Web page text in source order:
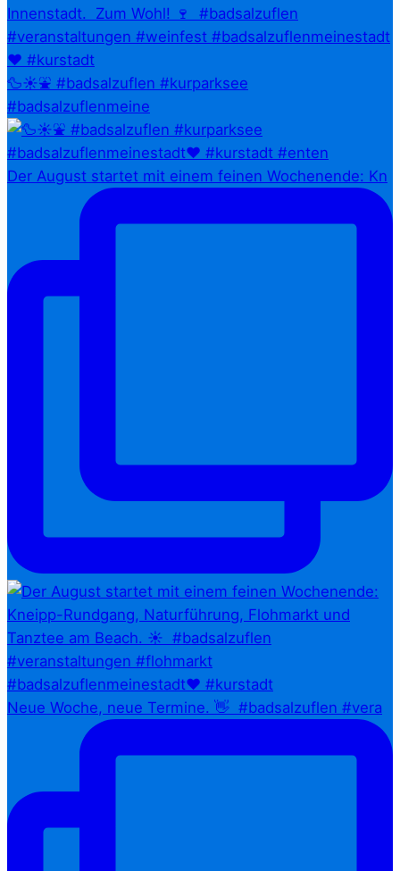
🦆☀️⛲ #badsalzuflen #kurparksee
#badsalzuflenmeine
Der August startet mit einem feinen Wochenende: Kn
Neue Woche, neue Termine. 👋⁠ ⁠ #badsalzuflen #vera